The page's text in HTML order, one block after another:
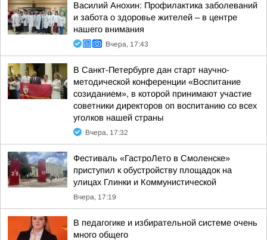
Василий Анохин: Профилактика заболеваний
и забота о здоровье жителей – в центре
нашего внимания
Вчера, 17:43
В Санкт-Петербурге дан старт научно-
методической конференции «Воспитание
созиданием», в которой принимают участие
советники директоров оп воспитанию со всех
уголков нашей страны
Вчера, 17:32
Фестиваль «ГастроЛето в Смоленске»
приступил к обустройству площадок на
улицах Глинки и Коммунистической
Вчера, 17:19
В педагогике и избирательной системе очень
много общего